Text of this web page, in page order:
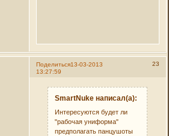
Поделиться 23
13-03-2013
13:27:59
SmartNuke написал(а):
Интересуются будет ли
"рабочая униформа"
предполагать панцушоты